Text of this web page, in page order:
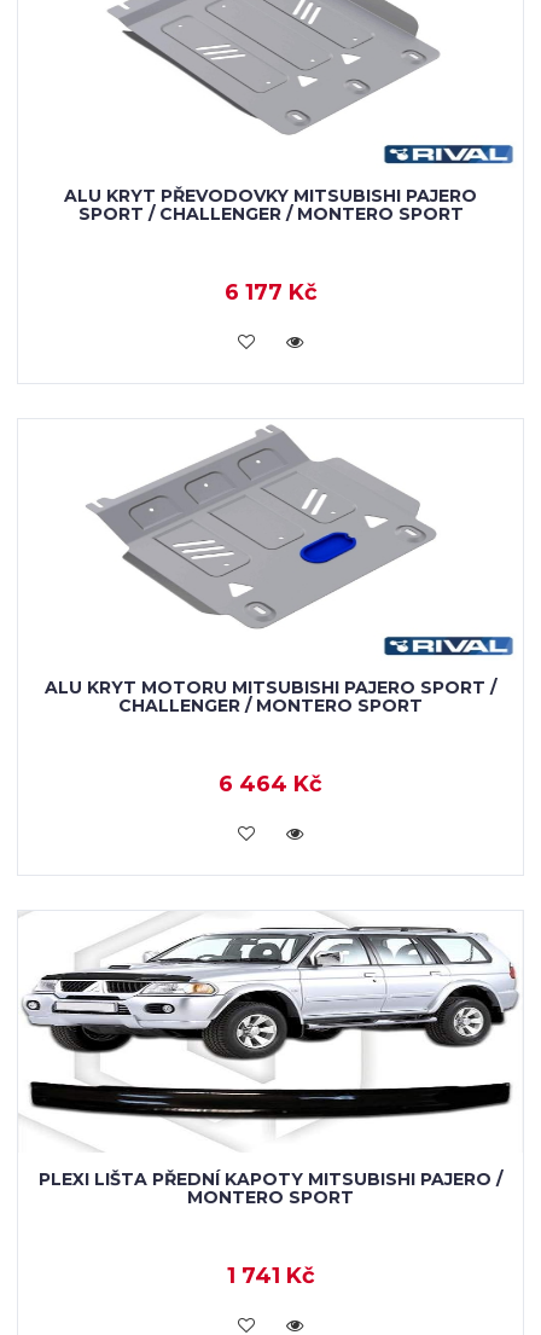
ALU KRYT PŘEVODOVKY MITSUBISHI PAJERO
SPORT / CHALLENGER / MONTERO SPORT
6 177 Kč
KOUPIT
ALU KRYT MOTORU MITSUBISHI PAJERO SPORT /
CHALLENGER / MONTERO SPORT
6 464 Kč
KOUPIT
PLEXI LIŠTA PŘEDNÍ KAPOTY MITSUBISHI PAJERO /
MONTERO SPORT
1 741 Kč
KOUPIT